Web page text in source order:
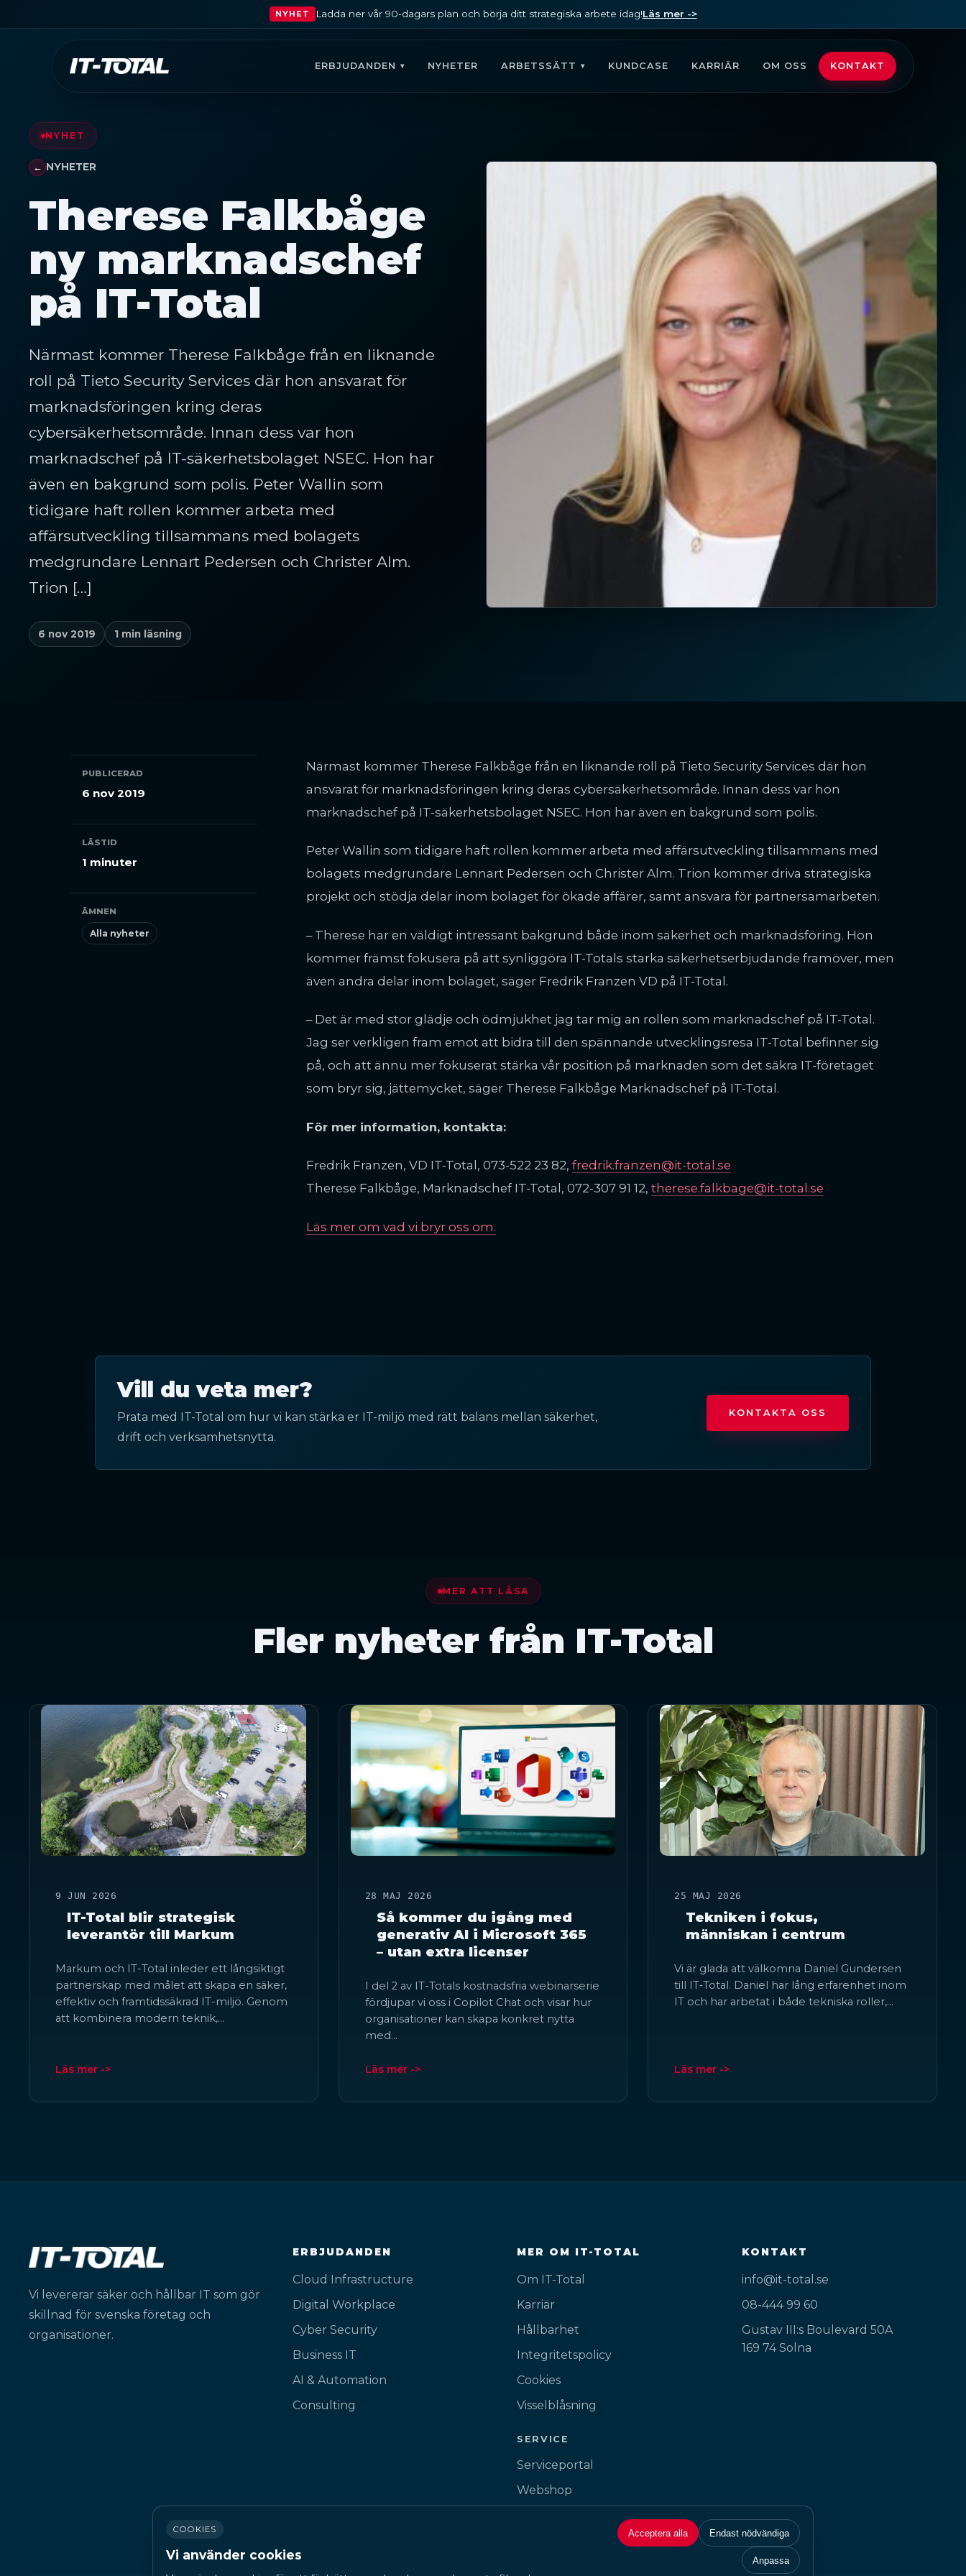
NYHET Ladda ner vår 90-dagars plan och börja ditt strategiska arbete idag!Läs mer ->
ERBJUDANDEN NYHETER ARBETSSÄTT KUNDCASE KARRIÄR OM OSS KONTAKT
NYHET
NYHETER
Therese Falkbåge
ny marknadschef
på IT-Total
Närmast kommer Therese Falkbåge från en liknande
roll på Tieto Security Services där hon ansvarat för
marknadsföringen kring deras
cybersäkerhetsområde. Innan dess var hon
marknadschef på IT-säkerhetsbolaget NSEC. Hon har
även en bakgrund som polis. Peter Wallin som
tidigare haft rollen kommer arbeta med
affärsutveckling tillsammans med bolagets
medgrundare Lennart Pedersen och Christer Alm.
Trion […]
6 nov 2019 1 min läsning
PUBLICERAD
6 nov 2019
LÄSTID
1 minuter
ÄMNEN
Alla nyheter
Närmast kommer Therese Falkbåge från en liknande roll på Tieto Security Services där hon
ansvarat för marknadsföringen kring deras cybersäkerhetsområde. Innan dess var hon
marknadschef på IT-säkerhetsbolaget NSEC. Hon har även en bakgrund som polis.
Peter Wallin som tidigare haft rollen kommer arbeta med affärsutveckling tillsammans med
bolagets medgrundare Lennart Pedersen och Christer Alm. Trion kommer driva strategiska
projekt och stödja delar inom bolaget för ökade affärer, samt ansvara för partnersamarbeten.
– Therese har en väldigt intressant bakgrund både inom säkerhet och marknadsföring. Hon
kommer främst fokusera på att synliggöra IT-Totals starka säkerhetserbjudande framöver, men
även andra delar inom bolaget, säger Fredrik Franzen VD på IT-Total.
– Det är med stor glädje och ödmjukhet jag tar mig an rollen som marknadschef på IT-Total.
Jag ser verkligen fram emot att bidra till den spännande utvecklingsresa IT-Total befinner sig
på, och att ännu mer fokuserat stärka vår position på marknaden som det säkra IT-företaget
som bryr sig, jättemycket, säger Therese Falkbåge Marknadschef på IT-Total.
För mer information, kontakta:
Fredrik Franzen, VD IT-Total, 073-522 23 82, fredrik.franzen@it-total.se
Therese Falkbåge, Marknadschef IT-Total, 072-307 91 12, therese.falkbage@it-total.se
Läs mer om vad vi bryr oss om.
Vill du veta mer?
Prata med IT-Total om hur vi kan stärka er IT-miljö med rätt balans mellan säkerhet,
drift och verksamhetsnytta.
KONTAKTA OSS
MER ATT LÄSA
Fler nyheter från IT-Total
9 JUN 2026
IT-Total blir strategisk
leverantör till Markum
Markum och IT-Total inleder ett långsiktigt
partnerskap med målet att skapa en säker,
effektiv och framtidssäkrad IT-miljö. Genom
att kombinera modern teknik,…
Läs mer ->
28 MAJ 2026
Så kommer du igång med
generativ AI i Microsoft 365
– utan extra licenser
I del 2 av IT-Totals kostnadsfria webinarserie
fördjupar vi oss i Copilot Chat och visar hur
organisationer kan skapa konkret nytta
med…
Läs mer ->
25 MAJ 2026
Tekniken i fokus,
människan i centrum
Vi är glada att välkomna Daniel Gundersen
till IT‑Total. Daniel har lång erfarenhet inom
IT och har arbetat i både tekniska roller,…
Läs mer ->
Vi levererar säker och hållbar IT som gör
skillnad för svenska företag och
organisationer.
ERBJUDANDEN
Cloud Infrastructure
Digital Workplace
Cyber Security
Business IT
AI & Automation
Consulting
MER OM IT-TOTAL
Om IT-Total
Karriär
Hållbarhet
Integritetspolicy
Cookies
Visselblåsning
SERVICE
Serviceportal
Webshop
KONTAKT
info@it-total.se
08-444 99 60
Gustav III:s Boulevard 50A
169 74 Solna
COOKIES
Vi använder cookies
Acceptera alla Endast nödvändiga
Anpassa